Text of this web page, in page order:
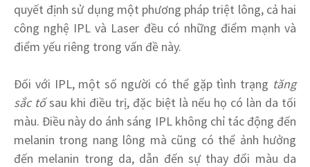
quyết định sử dụng một phương pháp triệt lông, cả hai
công nghệ IPL và Laser đều có những điểm mạnh và
điểm yếu riêng trong vấn đề này.
Đối với IPL, một số người có thể gặp tình trạng tăng
sắc tốsau khi điều trị, đặc biệt là nếu họ có làn da tối
màu. Điều này do ánh sáng IPL không chỉ tác động đến
melanin trong nang lông mà cũng có thể ảnh hưởng
đến melanin trong da, dẫn đến sự thay đổi màu da